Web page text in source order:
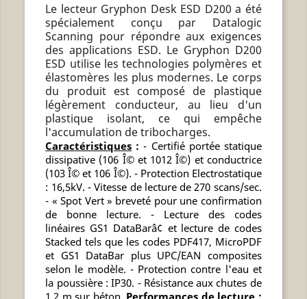
Le lecteur Gryphon Desk ESD D200 a été
spécialement conçu par Datalogic
Scanning pour répondre aux exigences
des applications ESD. Le Gryphon D200
ESD utilise les technologies polymères et
élastomères les plus modernes. Le corps
du produit est composé de plastique
légèrement conducteur, au lieu d'un
plastique isolant, ce qui empêche
l'accumulation de tribocharges.
Caractéristiques : - Certifié portée statique
dissipative (106 Î© et 1012 Î©) et conductrice
(103 Î© et 106 Î©). - Protection Electrostatique
: 16,5kV. - Vitesse de lecture de 270 scans/sec.
- « Spot Vert » breveté pour une confirmation
de bonne lecture. - Lecture des codes
linéaires GS1 DataBarâ¢ et lecture de codes
Stacked tels que les codes PDF417, MicroPDF
et GS1 DataBar plus UPC/EAN composites
selon le modèle. - Protection contre l'eau et
la poussière : IP30. - Résistance aux chutes de
1,2 m sur béton. Performances de lecture :